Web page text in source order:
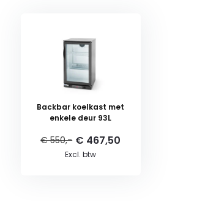
Backbar koelkast met
enkele deur 93L
€ 550,- € 467,50
Excl. btw